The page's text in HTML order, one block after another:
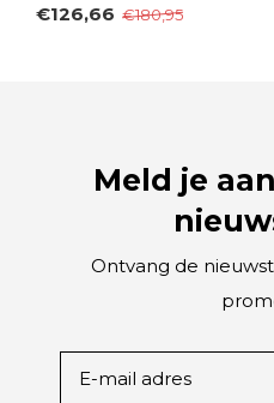
€126,66 €180,95
Meld je
Ontvang de